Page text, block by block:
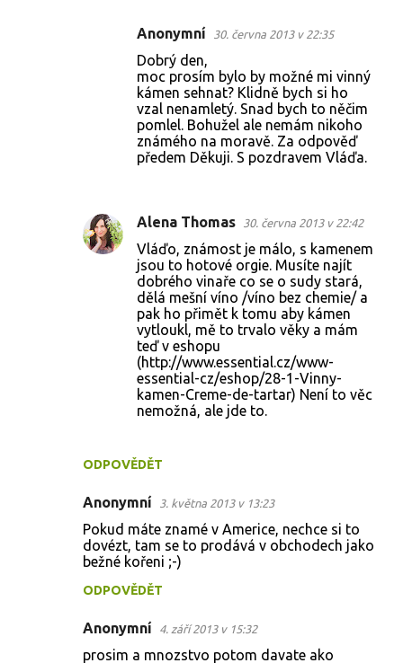
ODPOVĚDĚT
Anonymní 30. června 2013 v 22:35
Dobrý den,
moc prosím bylo by možné mi vinný
kámen sehnat? Klidně bych si ho
vzal nenamletý. Snad bych to něčim
pomlel. Bohužel ale nemám nikoho
známého na moravě. Za odpověď
předem Děkuji. S pozdravem Vláďa.
Alena Thomas 30. června 2013 v 22:42
Vláďo, známost je málo, s kamenem
jsou to hotové orgie. Musíte najít
dobrého vinaře co se o sudy stará,
dělá mešní víno /víno bez chemie/ a
pak ho přimět k tomu aby kámen
vytloukl, mě to trvalo věky a mám
teď v eshopu
(http://www.essential.cz/www-
essential-cz/eshop/28-1-Vinny-
kamen-Creme-de-tartar) Není to věc
nemožná, ale jde to.
Anonymní 3. května 2013 v 13:23
Pokud máte znamé v Americe, nechce si to
dovézt, tam se to prodává v obchodech jako
bežné kořeni ;-)
ODPOVĚDĚT
Anonymní 4. září 2013 v 15:32
prosim a mnozstvo potom davate ako